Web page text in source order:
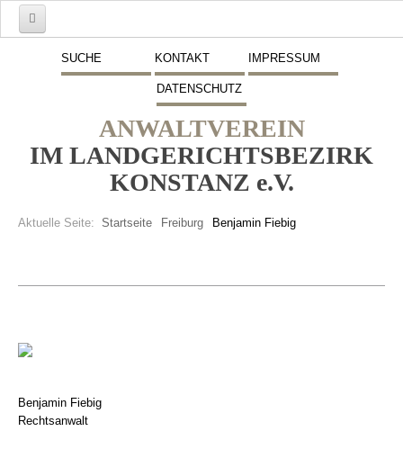
SUCHE KONTAKT IMPRESSUM
DATENSCHUTZ
ANWALTVEREIN
IM LANDGERICHTSBEZIRK
KONSTANZ e.V.
Aktuelle Seite: Startseite Freiburg Benjamin Fiebig
Schwerpunkte
Beitritt zum Verein
Benjamin Fiebig
Rechtsanwalt